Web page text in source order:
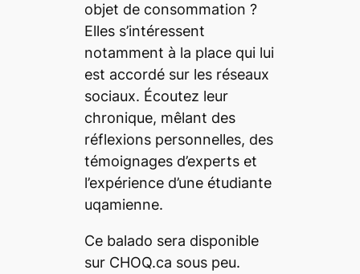
objet de consommation ?
Elles s’intéressent
notamment à la place qui lui
est accordé sur les réseaux
sociaux. Écoutez leur
chronique, mêlant des
réflexions personnelles, des
témoignages d’experts et
l’expérience d’une étudiante
uqamienne.
Ce balado sera disponible
sur CHOQ.ca sous peu.